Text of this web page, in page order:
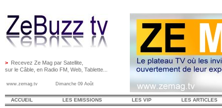
> Recevez Ze Mag par Satellite,
sur le Câble, en Radio FM, Web, Tablette...
www.zemag.tv Dimanche 09 Août
ACCUEIL LES EMISSIONS LES VIP LES ARTICLES